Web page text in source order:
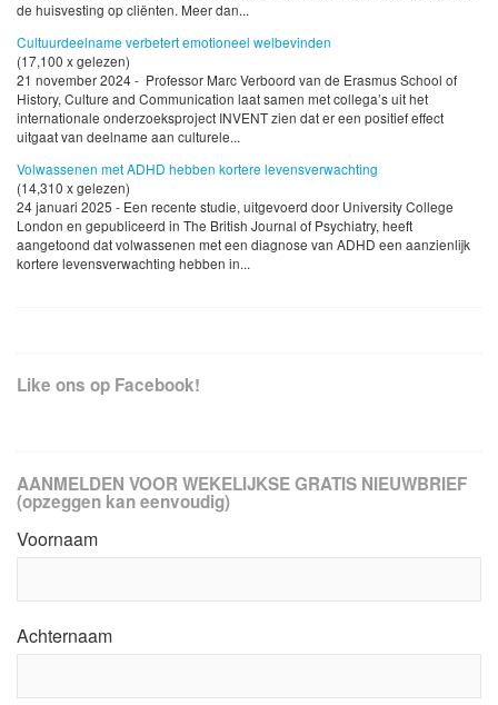
de huisvesting op cliënten. Meer dan...
Cultuurdeelname verbetert emotioneel welbevinden
(17,100 x gelezen)
21 november 2024 - Professor Marc Verboord van de Erasmus School of
History, Culture and Communication laat samen met collega’s uit het
internationale onderzoeksproject INVENT zien dat er een positief effect
uitgaat van deelname aan culturele...
Volwassenen met ADHD hebben kortere levensverwachting
(14,310 x gelezen)
24 januari 2025 - Een recente studie, uitgevoerd door University College
London en gepubliceerd in The British Journal of Psychiatry, heeft
aangetoond dat volwassenen met een diagnose van ADHD een aanzienlijk
kortere levensverwachting hebben in...
Like ons op Facebook!
AANMELDEN VOOR WEKELIJKSE GRATIS NIEUWBRIEF
(opzeggen kan eenvoudig)
Voornaam
Achternaam